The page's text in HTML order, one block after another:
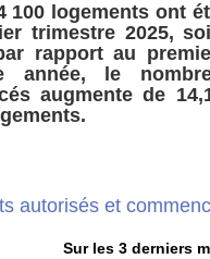
100 logements ont
trimestre 2025,
rapport au
année, le
augmente de
autorisés et
Sur les 3 derniers